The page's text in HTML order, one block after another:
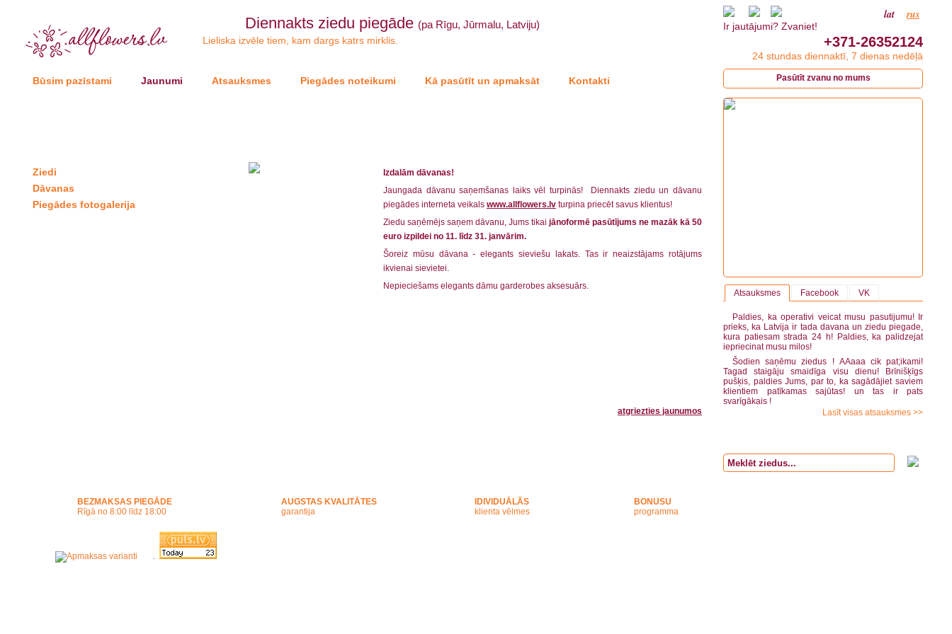
Diennakts ziedu piegāde (pa Rīgu, Jūrmalu, Latviju)
Lieliska izvēle tiem, kam dargs katrs mirklis.
Būsim pazīstami Jaunumi Atsauksmes Piegādes noteikumi Kā pasūtīt un apmaksāt Kontakti
lat rus
Ir jautājumi? Zvaniet!
+371-26352124
24 stundas diennaktī, 7 dienas nedēļā
Pasūtīt zvanu no mums
Ziedi
Dāvanas
Piegādes fotogalerija
Izdalām dāvanas!
Jaungada dāvanu saņemšanas laiks vēl turpinās! Diennakts ziedu un dāvanu
piegādes interneta veikals www.allflowers.lv turpina priecēt savus klientus!
Ziedu saņēmējs saņem dāvanu, Jums tikai jānoformē pasūtījums ne mazāk kā 50
euro izpildei no 11. līdz 31. janvārim.
Šoreiz mūsu dāvana - elegants sieviešu lakats. Tas ir neaizstājams rotājums
ikvienai sievietei.
Nepieciešams elegants dāmu garderobes aksesuārs.
atgriezties jaunumos
Atsauksmes Facebook VK
Paldies, ka operativi veicat musu pasutijumu! Ir
prieks, ka Latvija ir tada davana un ziedu piegade,
kura patiesam strada 24 h! Paldies, ka palidzejat
iepriecinat musu milos!
Šodien saņēmu ziedus ! AAaaa cik pat;ikami!
Tagad staigāju smaidīga visu dienu! Brīnišķīgs
pušķis, paldies Jums, par to, ka sagādājiet saviem
klientiem patīkamas sajūtas! un tas ir pats
svarīgākais !
Lasīt visas atsauksmes >>
BEZMAKSAS PIEGĀDE
Rīgā no 8:00 līdz 18:00
AUGSTAS KVALITĀTES
garantija
IDIVIDUĀLĀS
klienta vēlmes
BONUSU
programma